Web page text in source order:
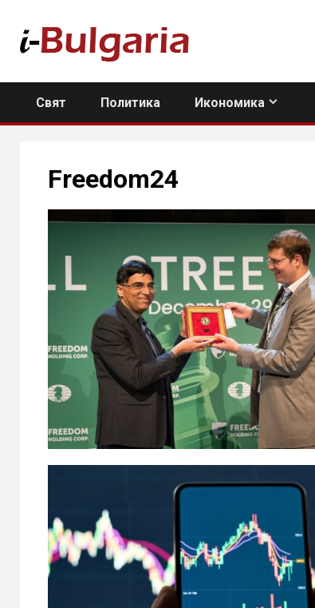
content
Свят Политика Икономика
Freedom24